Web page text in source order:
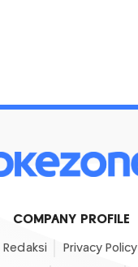
COMPANY PROFILE
Redaksi Privacy Policy